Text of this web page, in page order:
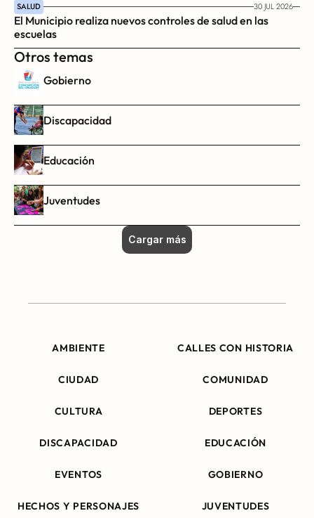
SALUD 30 JUL 2026
El Municipio realiza nuevos controles de salud en las
escuelas
Otros temas
Gobierno
Discapacidad
Educación
Juventudes
Cargar más
AMBIENTE CALLES CON HISTORIA
CIUDAD COMUNIDAD
CULTURA DEPORTES
DISCAPACIDAD EDUCACIÓN
EVENTOS GOBIERNO
HECHOS Y PERSONAJES JUVENTUDES